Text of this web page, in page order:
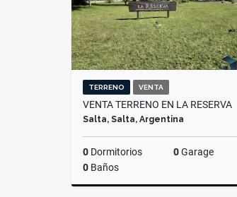
TERRENO VENTA
VENTA TERRENO EN LA RESERVA
Salta, Salta, Argentina
0 Dormitorios 0Garage
0 Baños